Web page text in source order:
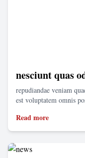
nesciunt quas
repudiandae veniam
est voluptatem omnis
Read more